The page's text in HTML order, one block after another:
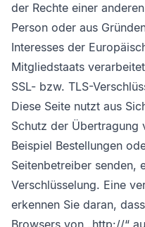
der Rechte einer
Person oder aus
Interesses der
Mitgliedstaats
SSL- bzw. TLS-
Diese Seite nutzt aus
Schutz der Übertragung
Beispiel Bestellungen
Seitenbetreiber senden,
Verschlüsselung. Eine
erkennen Sie daran,
Browsers von „http://“